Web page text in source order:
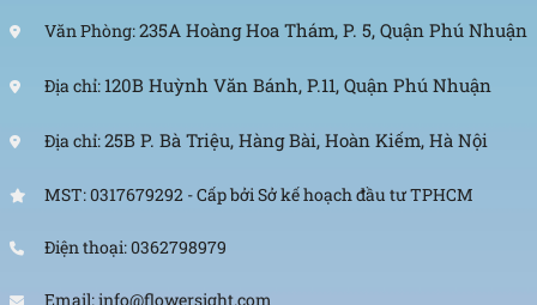
Văn Phòng:235A Hoàng Hoa Thám, P. 5, Quận Phú Nhuận
Địa chỉ: 120B Huỳnh Văn Bánh, P.11, Quận Phú Nhuận
Địa chỉ:25B P. Bà Triệu, Hàng Bài, Hoàn Kiếm, Hà Nội
MST: 0317679292 - Cấp bởi Sở kế hoạch đầu tư TPHCM
Điện thoại: 0362798979
Email: info@flowersight.com